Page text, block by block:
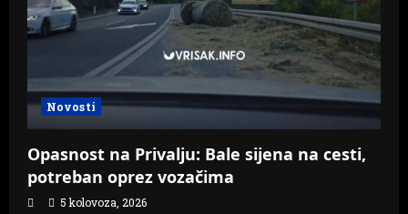
Novosti
Opasnost na Privalju: Bale sijena na cesti,
potreban oprez vozačima
5 kolovoza, 2026